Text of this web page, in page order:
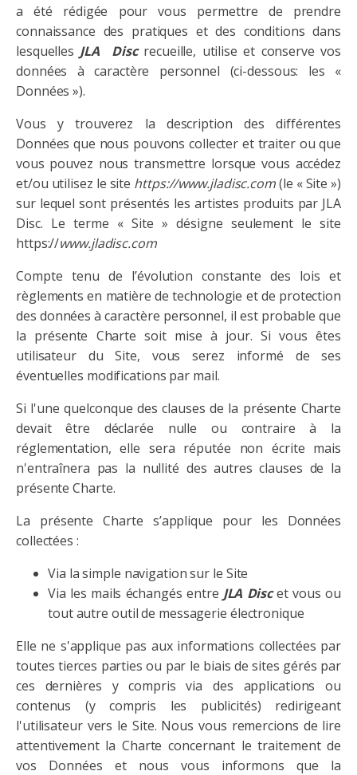
a été rédigée pour vous permettre de prendre
connaissance des pratiques et des conditions dans
lesquelles JLA Disc recueille, utilise et conserve vos
données à caractère personnel (ci-dessous: les «
Données »).
Vous y trouverez la description des différentes
Données que nous pouvons collecter et traiter ou que
vous pouvez nous transmettre lorsque vous accédez
et/ou utilisez le site https://www.jladisc.com(le « Site »)
sur lequel sont présentés les artistes produits par JLA
Disc. Le terme « Site » désigne seulement le site
https://www.jladisc.com
Compte tenu de l’évolution constante des lois et
règlements en matière de technologie et de protection
des données à caractère personnel, il est probable que
la présente Charte soit mise à jour. Si vous êtes
utilisateur du Site, vous serez informé de ses
éventuelles modifications par mail.
Si l'une quelconque des clauses de la présente Charte
devait être déclarée nulle ou contraire à la
réglementation, elle sera réputée non écrite mais
n'entraînera pas la nullité des autres clauses de la
présente Charte.
La présente Charte s’applique pour les Données
collectées :
Via la simple navigation sur le Site
Via les mails échangés entre JLA Discet vous ou
tout autre outil de messagerie électronique
Elle ne s'applique pas aux informations collectées par
toutes tierces parties ou par le biais de sites gérés par
ces dernières y compris via des applications ou
contenus (y compris les publicités) redirigeant
l'utilisateur vers le Site. Nous vous remercions de lire
attentivement la Charte concernant le traitement de
vos Données et nous vous informons que la